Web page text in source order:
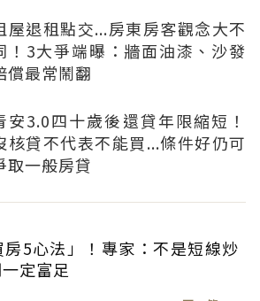
屋退租點交...房東房客觀念大不
！3大爭端曝：牆面油漆、沙發
償最常鬧翻
安3.0四十歲後還貸年限縮短！
核貸不代表不能買...條件好仍可
取一般房貸
5心法」！專家：不是短線炒
定富足